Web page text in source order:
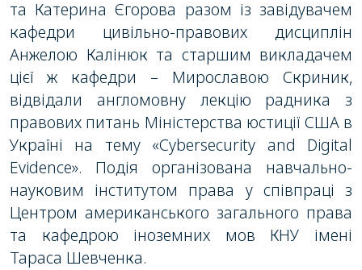
та Катерина Єгорова разом із завідувачем
кафедри цивільно-правових дисциплін
Анжелою Калінюк та старшим викладачем
цієї ж кафедри – Мирославою Скриник,
відвідали англомовну лекцію радника з
правових питань Міністерства юстиції США в
Україні на тему «Cybersecurity and Digital
Evidence». Подія організована навчально-
науковим інститутом права у співпраці з
Центром американського загального права
та кафедрою іноземних мов КНУ імені
Тараса Шевченка.